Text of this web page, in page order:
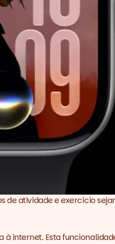
atividade e exercício
internet. Esta